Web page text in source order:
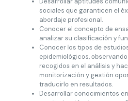
sociales que garanticen el
abordaje profesional.
Conocer el concepto de
analizar su clasificación y
Conocer los tipos de
epidemiológicos,
recogidos en el análisis y
monitorización y gestión
traducirlo en resultados.
Desarrollar conocimientos en